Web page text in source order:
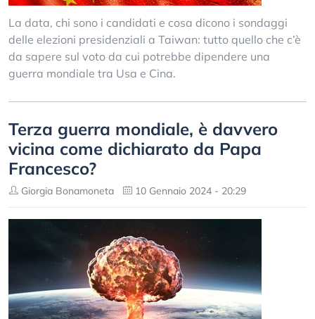
La data, chi sono i candidati e cosa dicono i sondaggi
delle elezioni presidenziali a Taiwan: tutto quello che c’è
da sapere sul voto da cui potrebbe dipendere una
guerra mondiale tra Usa e Cina.
Terza guerra mondiale, è davvero
vicina come dichiarato da Papa
Francesco?
Giorgia Bonamoneta 10 Gennaio 2024 - 20:29